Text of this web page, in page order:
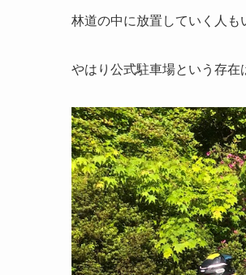
林道の中に放置していく人も
やはり公式駐車場という存在